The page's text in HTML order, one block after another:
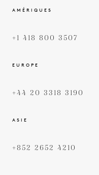
AMÉRIQUES
+1 418 800 3507
EUROPE
+44 20 3318 3190
ASIE
+852 2652 4210